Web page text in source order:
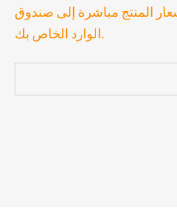
المنتج مباشرة إلى صندوق
الوارد الخاص بك.